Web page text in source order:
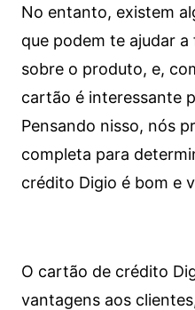
No entanto, existem
que podem te ajudar
sobre o produto, e,
cartão é interessante
Pensando nisso, nós
completa para
crédito Digio é bom e
O cartão de crédito
vantagens aos